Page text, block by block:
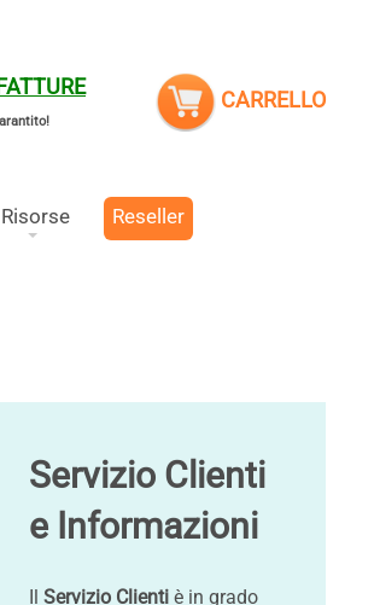
CARRELLO
Risorse
Reseller
Servizio Clienti
e Informazioni
Il Servizio Clienti è in grado